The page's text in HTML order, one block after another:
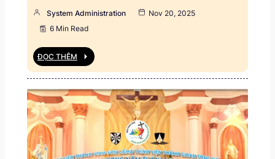
System Administration
Nov 20, 2025
6 Min Read
ĐỌC THÊM